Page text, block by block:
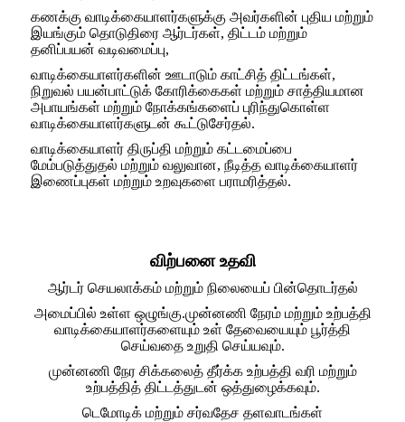
கணக்கு வாடிக்கையாளர்களுக்கு அவர்களின் புதிய மற்றும்
இயங்கும் தொடுதிரை ஆர்டர்கள், திட்டம் மற்றும்
தனிப்பயன் வடிவமைப்பு,
வாடிக்கையாளர்களின் ஊடாடும் காட்சித் திட்டங்கள்,
நிறுவல் பயன்பாட்டுக் கோரிக்கைகள் மற்றும் சாத்தியமான
அபாயங்கள் மற்றும் நோக்கங்களைப் புரிந்துகொள்ள
வாடிக்கையாளர்களுடன் கூட்டுசேர்தல்.
வாடிக்கையாளர் திருப்தி மற்றும் கட்டமைப்பை
மேம்படுத்துதல் மற்றும் வலுவான, நீடித்த வாடிக்கையாளர்
இணைப்புகள் மற்றும் உறவுகளை பராமரித்தல்.
விற்பனை உதவி
ஆர்டர் செயலாக்கம் மற்றும் நிலையைப் பின்தொடர்தல்
அமைப்பில் உள்ள ஒழுங்கு.முன்னணி நேரம் மற்றும் உற்பத்தி
வாடிக்கையாளர்களையும் உள் தேவையையும் பூர்த்தி
செய்வதை உறுதி செய்யவும்.
முன்னணி நேர சிக்கலைத் தீர்க்க உற்பத்தி வரி மற்றும்
உற்பத்தித் திட்டத்துடன் ஒத்துழைக்கவும்.
டெமோடிக் மற்றும் சர்வதேச தளவாடங்கள்